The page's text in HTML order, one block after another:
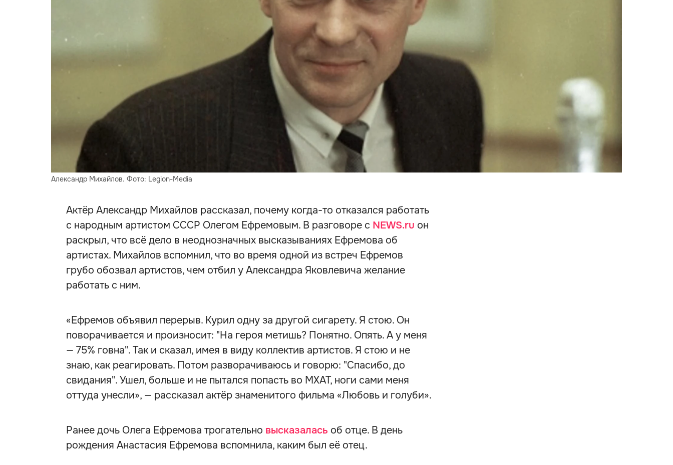
Александр Михайлов. Фото: Legion-Media
Актёр Александр Михайлов рассказал, почему когда-то отказался работать
с народным артистом СССР Олегом Ефремовым. В разговоре с NEWS.ru он
раскрыл, что всё дело в неоднозначных высказываниях Ефремова об
артистах. Михайлов вспомнил, что во время одной из встреч Ефремов
грубо обозвал артистов, чем отбил у Александра Яковлевича желание
работать с ним.
«Ефремов объявил перерыв. Курил одну за другой сигарету. Я стою. Он
поворачивается и произносит: "На героя метишь? Понятно. Опять. А у меня
— 75% говна". Так и сказал, имея в виду коллектив артистов. Я стою и не
знаю, как реагировать. Потом разворачиваюсь и говорю: "Спасибо, до
свидания". Ушел, больше и не пытался попасть во МХАТ, ноги сами меня
оттуда унесли», — рассказал актёр знаменитого фильма «Любовь и голуби».
Ранее дочь Олега Ефремова трогательно высказалась об отце. В день
рождения Анастасия Ефремова вспомнила, каким был её отец.